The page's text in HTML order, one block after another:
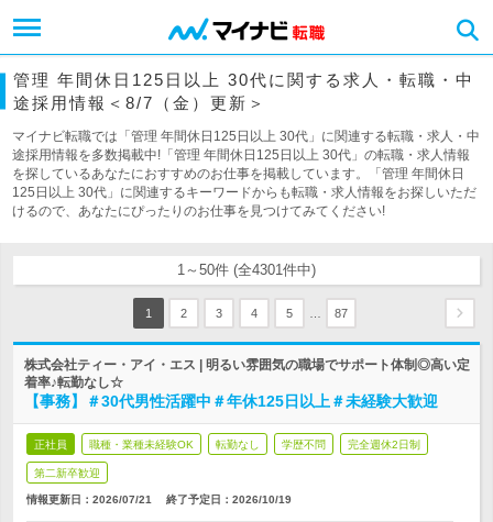
管理 年間休日125日以上 30代に関する求人・転職・中
途採用情報＜8/7（金）更新＞
マイナビ転職では「管理 年間休日125日以上 30代」に関連する転職・求人・中
途採用情報を多数掲載中!「管理 年間休日125日以上 30代」の転職・求人情報
を探しているあなたにおすすめのお仕事を掲載しています。「管理 年間休日
125日以上 30代」に関連するキーワードからも転職・求人情報をお探しいただ
けるので、あなたにぴったりのお仕事を見つけてみてください!
1～50件 (全4301件中)
1 2 3 4 5 87
株式会社ティー・アイ・エス | 明るい雰囲気の職場でサポート体制◎高い定
着率♪転勤なし☆
【事務】＃30代男性活躍中＃年休125日以上＃未経験大歓迎
正社員 職種・業種未経験OK 転勤なし 学歴不問 完全週休2日制
第二新卒歓迎
情報更新日：2026/07/21 終了予定日： 2026/10/19